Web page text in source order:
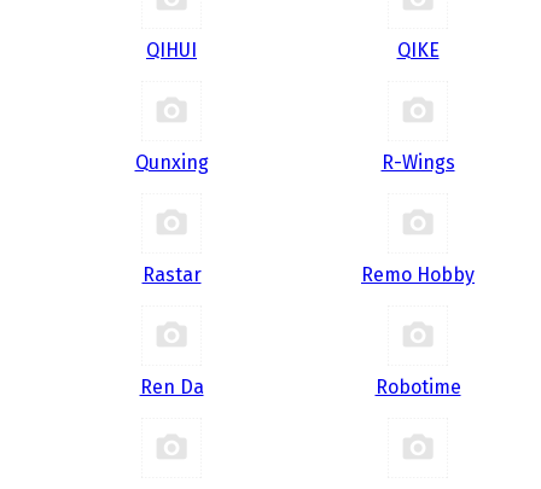
QIHUI QIKE
Qunxing R-Wings
Rastar Remo Hobby
Ren Da Robotime